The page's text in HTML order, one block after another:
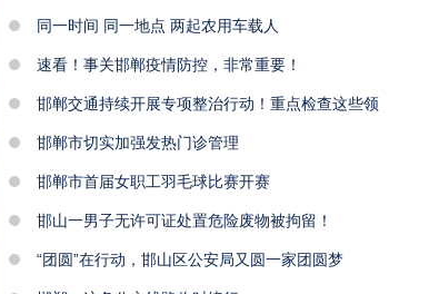
同一时间 同一地点 两起农用车载人
速看！事关邯郸疫情防控，非常重要！
邯郸交通持续开展专项整治行动！重点检查这些领
邯郸市切实加强发热门诊管理
邯郸市首届女职工羽毛球比赛开赛
邯山一男子无许可证处置危险废物被拘留！
“团圆”在行动，邯山区公安局又圆一家团圆梦